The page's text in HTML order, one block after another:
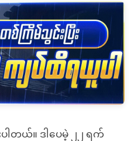
တယ်။ ဒါပေမဲ့ ၂၂ ရက်